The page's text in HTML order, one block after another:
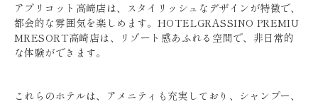
アプリコット高崎店は、スタイリッシュなデザインが特徴で、
都会的な雰囲気を楽しめます。HOTELGRASSINO PREMIU
MRESORT高崎店は、リゾート感あふれる空間で、非日常的
な体験ができます。
これらのホテルは、アメニティも充実しており、シャンプー、